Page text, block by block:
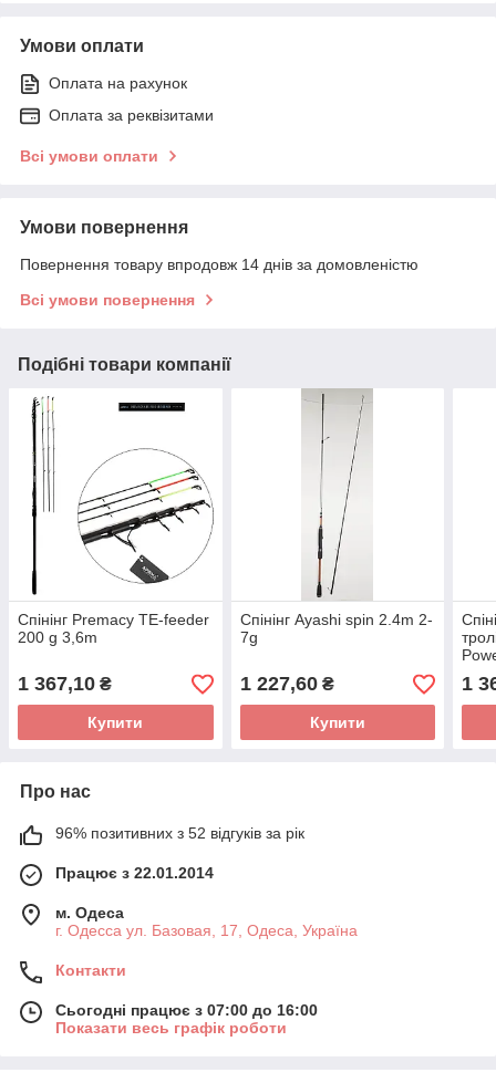
Умови оплати
Оплата на рахунок
Оплата за реквізитами
Всі умови оплати
Умови повернення
Повернення товару впродовж 14 днів за домовленістю
Всі умови повернення
Подібні товари компанії
Спінінг Premacy TE-feeder
200 g 3,6m
1 367,10 ₴
Купити
Спінінг Ayashi spin 2.4m 2-
7g
1 227,60₴
Купити
1
Про нас
96% позитивних з 52 відгуків за рік
Працює з 22.01.2014
м. Одеса
г. Одесса ул. Базовая, 17, Одеса, Україна
Контакти
Сьогодні працює з 07:00 до 16:00
Показати весь графік роботи